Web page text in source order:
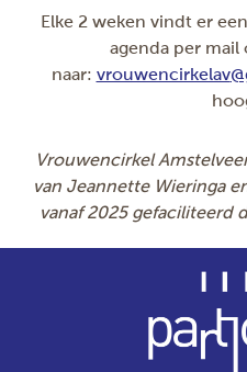
Elke 2 weken vindt er
agenda per
naar: vrouwencirkelav
Vrouwencirkel
van Jeannette Wieringa
vanaf 2025 gefaciliteerd